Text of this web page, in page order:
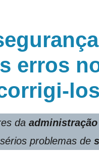
erros
los
da
problemas de